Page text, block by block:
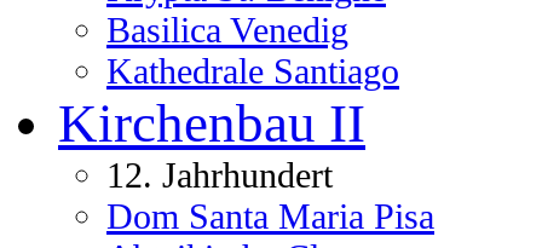
Basilica Venedig
Kathedrale Santiago
Kirchenbau II
12. Jahrhundert
Dom Santa Maria Pisa